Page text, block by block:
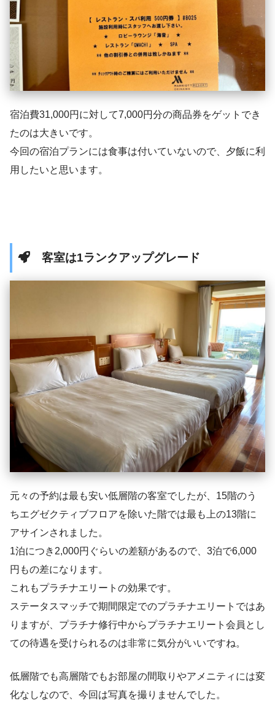
宿泊費31,000円に対して7,000円分の商品券をゲットでき
たのは大きいです。
今回の宿泊プランには食事は付いていないので、夕飯に利
用したいと思います。
客室は1ランクアップグレード
元々の予約は最も安い低層階の客室でしたが、15階のう
ちエグゼクティブフロアを除いた階では最も上の13階に
アサインされました。
1泊につき2,000円ぐらいの差額があるので、3泊で6,000
円もの差になります。
これもプラチナエリートの効果です。
ステータスマッチで期間限定でのプラチナエリートではあ
りますが、プラチナ修行中からプラチナエリート会員とし
ての待遇を受けられるのは非常に気分がいいですね。
低層階でも高層階でもお部屋の間取りやアメニティには変
化なしなので、今回は写真を撮りませんでした。